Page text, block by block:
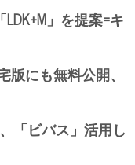
」を提案=キ
版にも無料公開、
「ビバス」活用し